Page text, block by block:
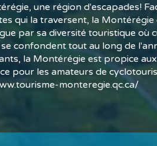
une région d'escapades!
qui la traversent, la
par sa diversité touristique où
confondent tout au long de
la Montérégie est propice
pour les amateurs de
monteregie.qc.ca/